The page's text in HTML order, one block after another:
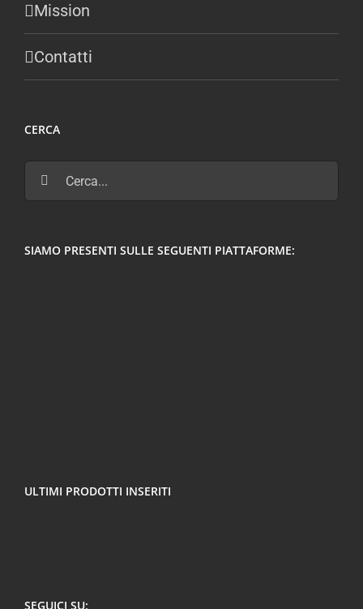
Mission
Contatti
CERCA
Cerca
per:
SIAMO PRESENTI SULLE SEGUENTI PIATTAFORME:
ULTIMI PRODOTTI INSERITI
SEGUICI SU: